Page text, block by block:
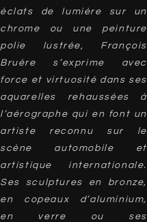
éclats de lumière sur un
chrome ou une peinture
polie lustrée, François
Bruère s’exprime avec
force et virtuosité dans ses
aquarelles rehaussées à
l’aérographe qui en font un
artiste reconnu sur le
scène automobile et
artistique internationale.
Ses sculptures en bronze,
en copeaux d’aluminium,
en verre ou ses